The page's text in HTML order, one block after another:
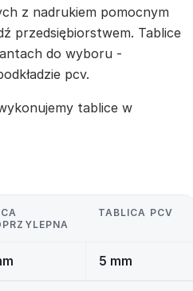
z nadrukiem pomocnym
przedsiębiorstwem. Tablice
do wyboru -
pcv.
tablice w
TABLICA PCV
5 mm